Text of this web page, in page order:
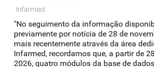
Infarmed
"No seguimento da informação
previamente por notícia de 28 de
mais recentemente através da área
Infarmed, recordamos que, a partir de 28
2026, quatro módulos da base de